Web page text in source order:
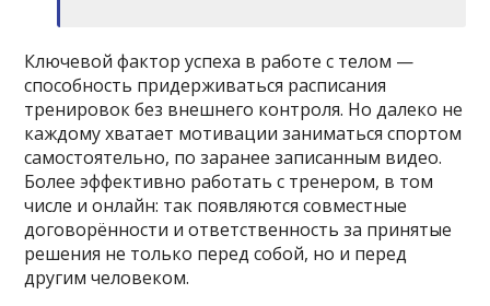
Ключевой фактор успеха в работе с телом —
способность придерживаться расписания
тренировок без внешнего контроля. Но далеко не
каждому хватает мотивации заниматься спортом
самостоятельно, по заранее записанным видео.
Более эффективно работать с тренером, в том
числе и онлайн: так появляются совместные
договорённости и ответственность за принятые
решения не только перед собой, но и перед
другим человеком.